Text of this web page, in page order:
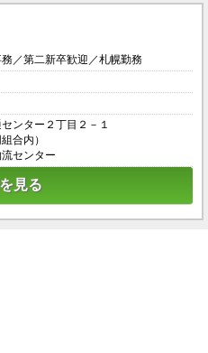
／第二新卒歓迎／札幌勤務
ンター２丁目２－１
合内）
センター
見る